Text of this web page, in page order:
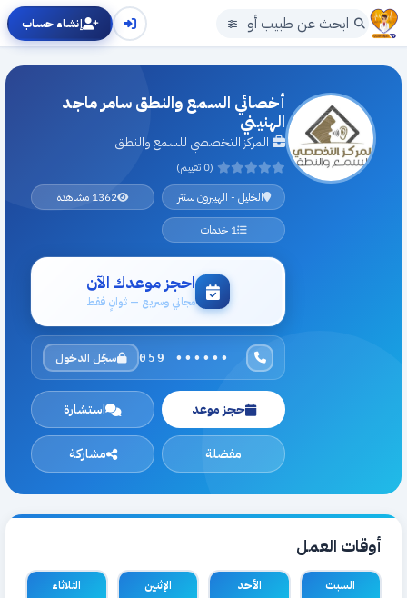
إنشاء حساب
أخصائي السمع والنطق سامر ماجد
الهنيني
المركز التخصصي للسمع والنطق
(0 تقييم)
الخليل - الهيبرون سنتر
1362 مشاهدة
1 خدمات
احجز موعدك الآن
مجاني وسريع — ثوانٍ فقط
059 •••••• سجّل الدخول
حجز موعد استشارة
مفضلة مشاركة
أوقات العمل
السبت الأحد الإثنين الثلاثاء